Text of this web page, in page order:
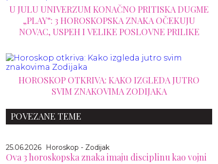
U JULU UNIVERZUM KONAČNO PRITISKA DUGME
„PLAY“: 3 HOROSKOPSKA ZNAKA OČEKUJU
NOVAC, USPEH I VELIKE POSLOVNE PRILIKE
HOROSKOP OTKRIVA: KAKO IZGLEDA JUTRO
SVIM ZNAKOVIMA ZODIJAKA
POVEZANE TEME
25.06.2026 Horoskop - Zodijak
Ova 3 horoskopska znaka imaju disciplinu kao vojni